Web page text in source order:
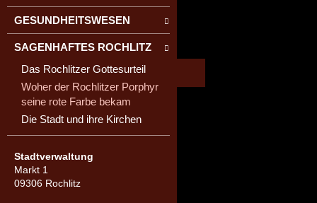
GESUNDHEITSWESEN
SAGENHAFTES ROCHLITZ
Das Rochlitzer Gottesurteil
Woher der Rochlitzer Porphyr
seine rote Farbe bekam
Die Stadt und ihre Kirchen
Stadtverwaltung
Markt 1
09306 Rochlitz